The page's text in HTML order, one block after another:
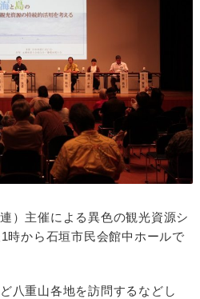
）主催による異色の観光資源シ
時から石垣市民会館中ホールで
八重山各地を訪問するなどし